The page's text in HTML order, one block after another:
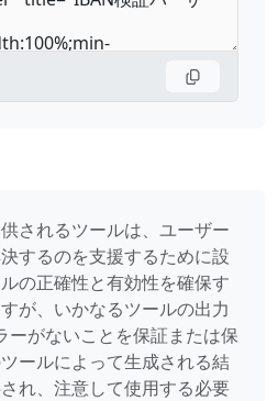
されるツールは、ユーザー
するのを支援するために設
の正確性と有効性を確保す
が、いかなるツールの出力
ーがないことを保証または保
ールによって生成される結
れ、注意して使用する必要